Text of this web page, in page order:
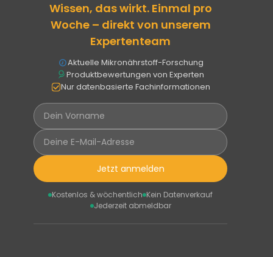
Wissen, das wirkt. Einmal pro
Woche – direkt von unserem
Expertenteam
Aktuelle Mikronährstoff-Forschung
Produktbewertungen von Experten
Nur datenbasierte Fachinformationen
Jetzt anmelden
Kostenlos & wöchentlich Kein Datenverkauf
Jederzeit abmeldbar